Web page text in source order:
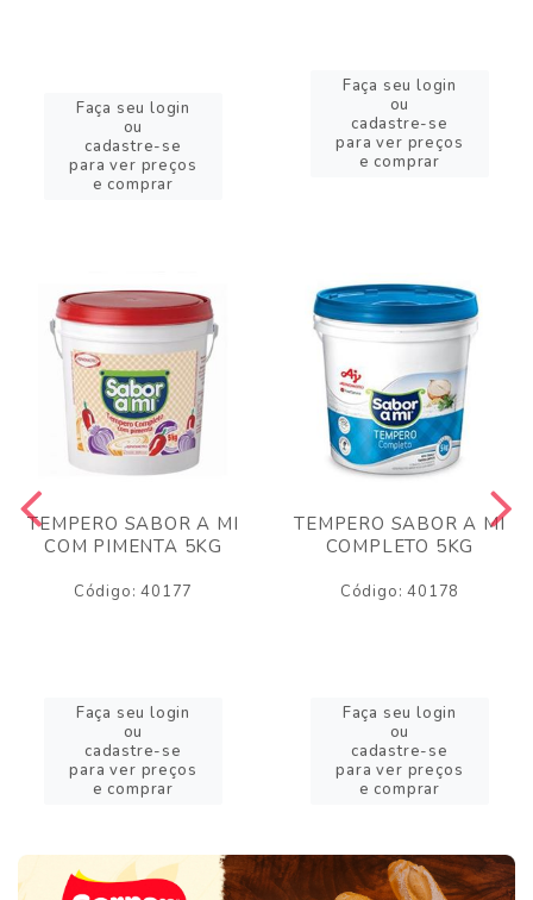
Faça seu login
ou
cadastre-se
para ver preços
e comprar
Faça seu login
ou
cadastre-se
para ver preços
e comprar
TEMPERO SABOR A MI
COM PIMENTA 5KG
Código: 40177
Faça seu login
ou
cadastre-se
para ver preços
e comprar
TEMPERO SABOR A MI
COMPLETO 5KG
Código: 40178
Faça seu login
ou
cadastre-se
para ver preços
e comprar